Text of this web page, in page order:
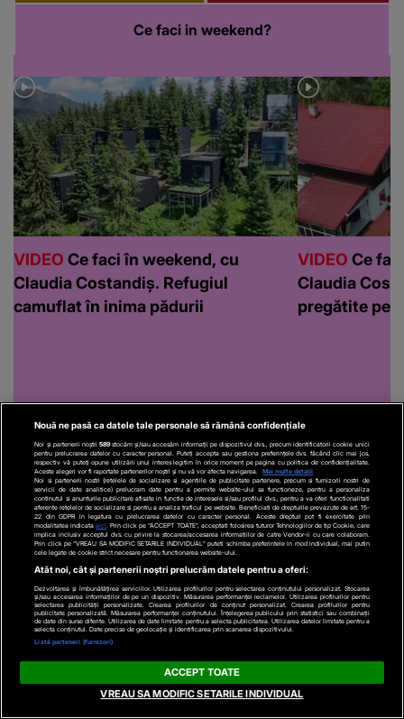
Ce faci in weekend?
VIDEO Ce faci în weekend, cu
Claudia Costandiș. Refugiul
camuflat în inima pădurii
VIDEO Ce
Claudia
pregătite
Recomandări video
Nouă ne pasă ca datele tale personale să rămână confidențiale
Noi și partenerii noștri 589stocăm și/sau accesăm informații pe dispozitivul dvs., precum identificatorii cookie unici
pentru prelucrarea datelor cu caracter personal. Puteți accepta sau gestiona preferințele dvs. făcând clic mai jos,
respectiv vă puteți opune utilizării unui interes legitim în orice moment pe pagina cu politica de confidențialitate.
Aceste alegeri vor fi raportate partenerilor noștri și nu vă vor afecta navigarea.
Mai multe detalii
Noi si partenerii nostri (retelele de socializare si agentiile de publicitate partenere, precum si furnizorii nostri de
servicii de date analitice) prelucram date pentru a permite website-ului sa functioneze, pentru a personaliza
continutul si anunturile publicitare afisate in functie de interesele si/sau profilul dvs., pentru a va oferi functionalitati
aferente retelelor de socializare si pentru a analiza traficul pe website. Beneficiati de drepturile prevazute de art. 15-
22 din GDPR in legatura cu prelucrarea datelor cu caracter personal. Aceste drepturi pot fi exercitate prin
modalitatea indicataaici . Prin click pe “ACCEPT TOATE”, acceptati folosirea tuturor Tehnologiilor de tip Cookie, care
implica inclusiv acceptul dvs. cu privire la stocarea/accesarea informatiilor de catre Vendor-ii cu care colaboram.
Prin click pe “VREAU SA MODIFIC SETARILE INDIVIDUAL” puteti schimba preferintele in mod individual, mai putin
cele legate de cookie strict necesare pentru functionarea website-ului.
Atât noi, cât și partenerii noștri prelucrăm datele pentru a oferi:
Dezvoltarea și îmbunătățirea serviciilor. Utilizarea profilurilor pentru selectarea conținutului personalizat. Stocarea
și/sau accesarea informațiilor de pe un dispozitiv. Măsurarea performanței reclamelor. Utilizarea profilurilor pentru
selectarea publicității personalizate. Crearea profilurilor de conținut personalizat. Crearea profilurilor pentru
publicitate personalizată. Măsurarea performanței conținutului. Înțelegerea publicului prin statistici sau combinații
de date din surse diferite. Utilizarea de date limitate pentru a selecta publicitatea. Utilizarea datelor limitate pentru a
selecta conținutul. Date precise de geolocație și identificarea prin scanarea dispozitivului.
Listă parteneri (furnizori)
ACCEPT TOATE
VREAU SA MODIFIC SETARILE INDIVIDUAL